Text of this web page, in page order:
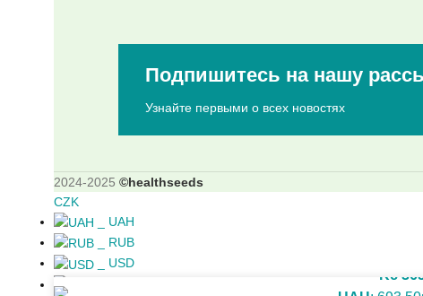
Подпишитесь на нашу
Узнайте первыми о всех новостях
2024-2025 ©healthseeds
Kč
CZK
UAH
RUB
USD